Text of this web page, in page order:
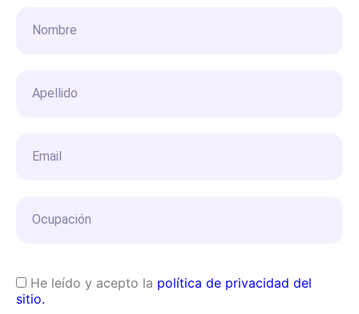
He leído y acepto la política de privacidad del
sitio.